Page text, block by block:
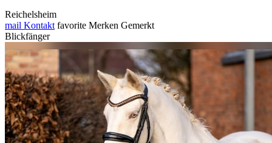
Reichelsheim
mail Kontakt favorite Merken Gemerkt
Blickfänger